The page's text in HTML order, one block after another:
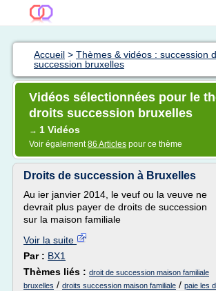
Accueil > Thèmes & vidéos : succession
succession bruxelles
Vidéos sélectionnées pour le
droits succession bruxelles
→ 1 Vidéos
Voir également86 Articles pour ce thème
Droits de succession à Bruxelles
Au ier janvier 2014, le veuf ou la veuve ne
devrait plus payer de droits de succession
sur la maison familiale
Voir la suite
Par : BX1
Thèmes liés : droit de succession maison familiale
bruxelles / droits succession maison familiale / paie les